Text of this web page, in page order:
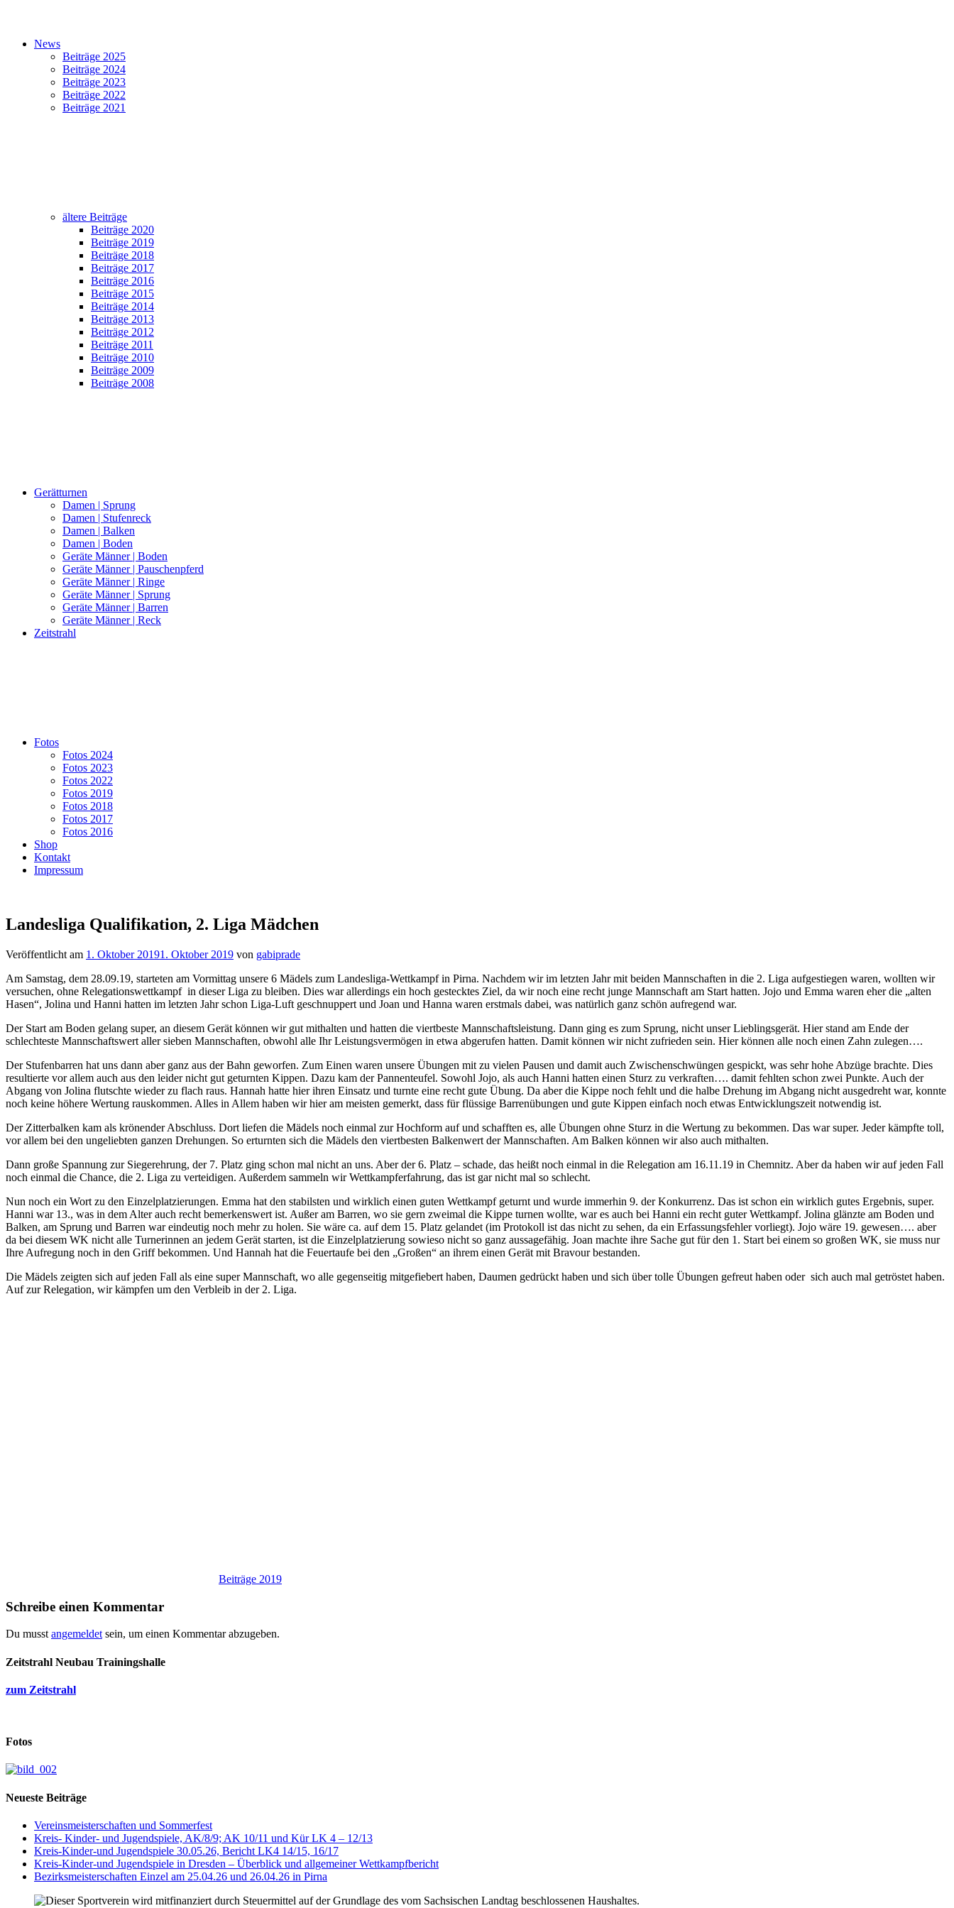
News
Beiträge 2025
Beiträge 2024
Beiträge 2023
Beiträge 2022
Beiträge 2021
ältere Beiträge
Beiträge 2020
Beiträge 2019
Beiträge 2018
Beiträge 2017
Beiträge 2016
Beiträge 2015
Beiträge 2014
Beiträge 2013
Beiträge 2012
Beiträge 2011
Beiträge 2010
Beiträge 2009
Beiträge 2008
Gerätturnen
Damen | Sprung
Damen | Stufenreck
Damen | Balken
Damen | Boden
Geräte Männer | Boden
Geräte Männer | Pauschenpferd
Geräte Männer | Ringe
Geräte Männer | Sprung
Geräte Männer | Barren
Geräte Männer | Reck
Zeitstrahl
Fotos
Fotos 2024
Fotos 2023
Fotos 2022
Fotos 2019
Fotos 2018
Fotos 2017
Fotos 2016
Shop
Kontakt
Impressum
Landesliga Qualifikation, 2. Liga Mädchen
Veröffentlicht am 1. Oktober 20191. Oktober 2019 von gabiprade
Am Samstag, dem 28.09.19, starteten am Vormittag unsere 6 Mädels zum Landesliga-Wettkampf in Pirna. Nachdem wir im letzten Jahr mit beiden Mannschaften in die 2. Liga aufgestiegen waren, wollten wir
versuchen, ohne Relegationswettkampf in dieser Liga zu bleiben. Dies war allerdings ein hoch gestecktes Ziel, da wir noch eine recht junge Mannschaft am Start hatten. Jojo und Emma waren eher die „alten
Hasen“, Jolina und Hanni hatten im letzten Jahr schon Liga-Luft geschnuppert und Joan und Hanna waren erstmals dabei, was natürlich ganz schön aufregend war.
Der Start am Boden gelang super, an diesem Gerät können wir gut mithalten und hatten die viertbeste Mannschaftsleistung. Dann ging es zum Sprung, nicht unser Lieblingsgerät. Hier stand am Ende der
schlechteste Mannschaftswert aller sieben Mannschaften, obwohl alle Ihr Leistungsvermögen in etwa abgerufen hatten. Damit können wir nicht zufrieden sein. Hier können alle noch einen Zahn zulegen….
Der Stufenbarren hat uns dann aber ganz aus der Bahn geworfen. Zum Einen waren unsere Übungen mit zu vielen Pausen und damit auch Zwischenschwüngen gespickt, was sehr hohe Abzüge brachte. Dies
resultierte vor allem auch aus den leider nicht gut geturnten Kippen. Dazu kam der Pannenteufel. Sowohl Jojo, als auch Hanni hatten einen Sturz zu verkraften…. damit fehlten schon zwei Punkte. Auch der
Abgang von Jolina flutschte wieder zu flach raus. Hannah hatte hier ihren Einsatz und turnte eine recht gute Übung. Da aber die Kippe noch fehlt und die halbe Drehung im Abgang nicht ausgedreht war, konnte
noch keine höhere Wertung rauskommen. Alles in Allem haben wir hier am meisten gemerkt, dass für flüssige Barrenübungen und gute Kippen einfach noch etwas Entwicklungszeit notwendig ist.
Der Zitterbalken kam als krönender Abschluss. Dort liefen die Mädels noch einmal zur Hochform auf und schafften es, alle Übungen ohne Sturz in die Wertung zu bekommen. Das war super. Jeder kämpfte toll,
vor allem bei den ungeliebten ganzen Drehungen. So erturnten sich die Mädels den viertbesten Balkenwert der Mannschaften. Am Balken können wir also auch mithalten.
Dann große Spannung zur Siegerehrung, der 7. Platz ging schon mal nicht an uns. Aber der 6. Platz – schade, das heißt noch einmal in die Relegation am 16.11.19 in Chemnitz. Aber da haben wir auf jeden Fall
noch einmal die Chance, die 2. Liga zu verteidigen. Außerdem sammeln wir Wettkampferfahrung, das ist gar nicht mal so schlecht.
Nun noch ein Wort zu den Einzelplatzierungen. Emma hat den stabilsten und wirklich einen guten Wettkampf geturnt und wurde immerhin 9. der Konkurrenz. Das ist schon ein wirklich gutes Ergebnis, super.
Hanni war 13., was in dem Alter auch recht bemerkenswert ist. Außer am Barren, wo sie gern zweimal die Kippe turnen wollte, war es auch bei Hanni ein recht guter Wettkampf. Jolina glänzte am Boden und
Balken, am Sprung und Barren war eindeutig noch mehr zu holen. Sie wäre ca. auf dem 15. Platz gelandet (im Protokoll ist das nicht zu sehen, da ein Erfassungsfehler vorliegt). Jojo wäre 19. gewesen…. aber
da bei diesem WK nicht alle Turnerinnen an jedem Gerät starten, ist die Einzelplatzierung sowieso nicht so ganz aussagefähig. Joan machte ihre Sache gut für den 1. Start bei einem so großen WK, sie muss nur
Ihre Aufregung noch in den Griff bekommen. Und Hannah hat die Feuertaufe bei den „Großen“ an ihrem einen Gerät mit Bravour bestanden.
Die Mädels zeigten sich auf jeden Fall als eine super Mannschaft, wo alle gegenseitig mitgefiebert haben, Daumen gedrückt haben und sich über tolle Übungen gefreut haben oder sich auch mal getröstet haben.
Auf zur Relegation, wir kämpfen um den Verbleib in der 2. Liga.
Beiträge 2019
Schreibe einen Kommentar
Du musst angemeldet sein, um einen Kommentar abzugeben.
Zeitstrahl Neubau Trainingshalle
zum Zeitstrahl
Fotos
Neueste Beiträge
Vereinsmeisterschaften und Sommerfest
Kreis- Kinder- und Jugendspiele, AK/8/9; AK 10/11 und Kür LK 4 – 12/13
Kreis-Kinder-und Jugendspiele 30.05.26, Bericht LK4 14/15, 16/17
Kreis-Kinder-und Jugendspiele in Dresden – Überblick und allgemeiner Wettkampfbericht
Bezirksmeisterschaften Einzel am 25.04.26 und 26.04.26 in Pirna